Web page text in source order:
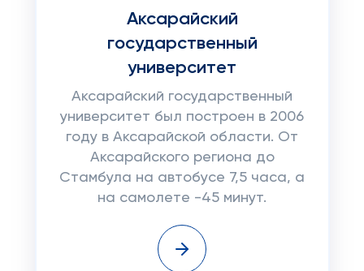
Аксарайский
государственный
университет
Аксарайский государственный
университет был построен в 2006
году в Аксарайской области. От
Аксарайского региона до
Стамбула на автобусе 7,5 часа, а
на самолете -45 минут.